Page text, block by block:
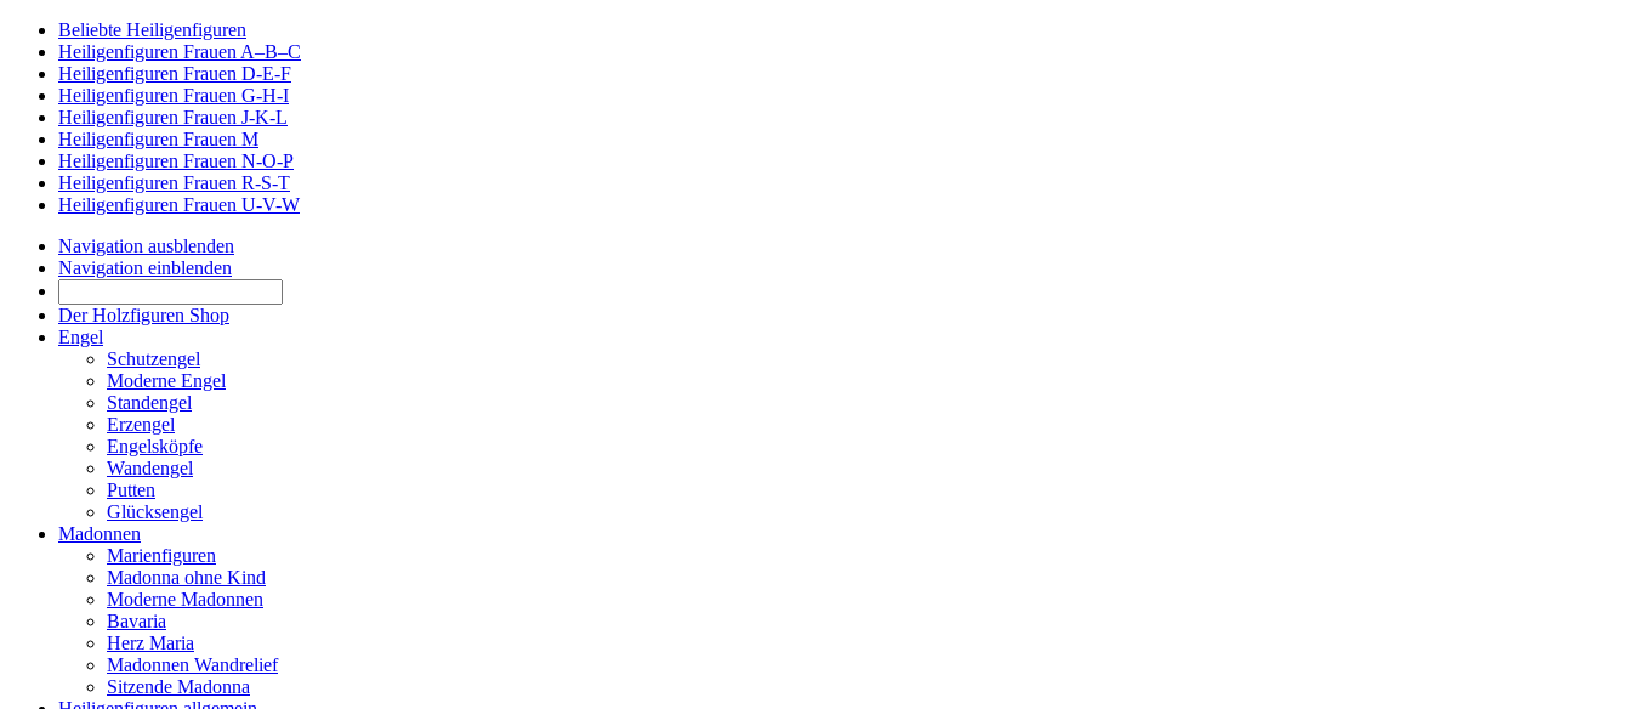
Beliebte Heiligenfiguren
Heiligenfiguren Frauen A–B–C
Heiligenfiguren Frauen D-E-F
Heiligenfiguren Frauen G-H-I
Heiligenfiguren Frauen J-K-L
Heiligenfiguren Frauen M
Heiligenfiguren Frauen N-O-P
Heiligenfiguren Frauen R-S-T
Heiligenfiguren Frauen U-V-W
Navigation ausblenden
Navigation einblenden
Der Holzfiguren Shop
Engel
Schutzengel
Moderne Engel
Standengel
Erzengel
Engelsköpfe
Wandengel
Putten
Glücksengel
Madonnen
Marienfiguren
Madonna ohne Kind
Moderne Madonnen
Bavaria
Herz Maria
Madonnen Wandrelief
Sitzende Madonna